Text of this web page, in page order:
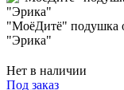
"МоёДитё" подушка
"Эрика"
Нет в наличии
Под заказ